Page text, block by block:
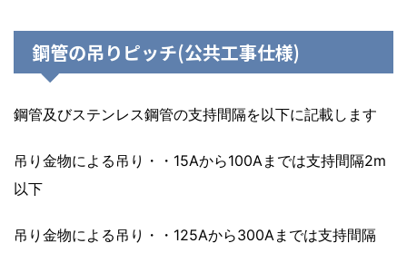
鋼管の吊りピッチ(公共工事仕様)
鋼管及びステンレス鋼管の支持間隔を以下に記載します
吊り金物による吊り・・15Aから100Aまでは支持間隔2m
以下
吊り金物による吊り・・125Aから300Aまでは支持間隔